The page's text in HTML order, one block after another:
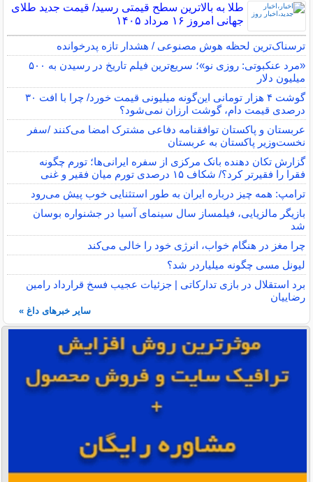
طلا به بالاترین سطح قیمتی رسید/ قیمت جدید طلای
جهانی امروز ۱۶ مرداد ۱۴۰۵
ترسناک‌ترین لحظه هوش مصنوعی / هشدار تازه پدرخوانده
«مرد عنکبوتی: روزی نو»؛ سریع‌ترین فیلم تاریخ در رسیدن به ۵۰۰
میلیون دلار
گوشت ۴ هزار تومانی این‌گونه میلیونی قیمت خورد/ چرا با افت ۳۰
درصدی قیمت دام، گوشت ارزان نمی‌شود؟
عربستان و پاکستان توافقنامه دفاعی مشترک امضا می‌کنند /سفر
نخست‌وزیر پاکستان به عربستان
گزارش تکان‌ دهنده بانک مرکزی از سفره ایرانی‌ها؛ تورم چگونه
فقرا را فقیرتر کرد؟/ شکاف ۱۵ درصدی تورم میان فقیر و غنی
ترامپ: همه چیز درباره ایران به طور استثنایی خوب پیش می‌رود
بازیگر مالزیایی، فیلمساز سال سینمای آسیا در جشنواره بوسان
شد
چرا مغز در هنگام خواب، انرژی خود را خالی می‌کند
لیونل مسی چگونه میلیاردر شد؟
برد استقلال در بازی تدارکاتی | جزئیات عجیب فسخ قرارداد رامین
رضاییان
سایر خبرهای داغ »